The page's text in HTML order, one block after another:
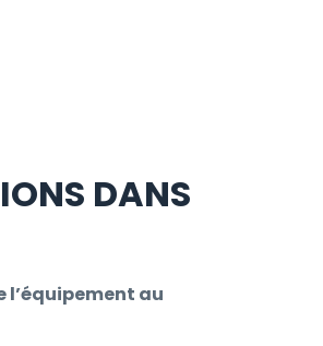
DANS
l’équipement au